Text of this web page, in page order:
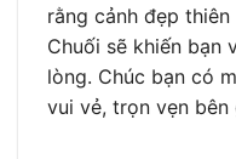
rằng cảnh đẹp
Chuối sẽ khiến bạn
lòng. Chúc bạn có
vui vẻ, trọn vẹn